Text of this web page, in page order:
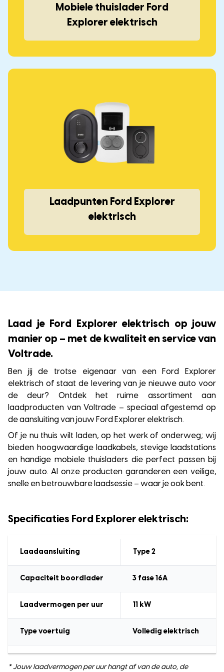
Mobiele thuislader Ford
Explorer elektrisch
Laadpunten Ford Explorer
elektrisch
Laad je Ford Explorer elektrisch op jouw
manier op – met de kwaliteit en service van
Voltrade.
Ben jij de trotse eigenaar van een Ford Explorer
elektrisch of staat de levering van je nieuwe auto voor
de deur? Ontdek het ruime assortiment aan
laadproducten van Voltrade – speciaal afgestemd op
de aansluiting van jouw Ford Explorer elektrisch.
Of je nu thuis wilt laden, op het werk of onderweg; wij
bieden hoogwaardige laadkabels, stevige laadstations
en handige mobiele thuisladers die perfect passen bij
jouw auto. Al onze producten garanderen een veilige,
snelle en betrouwbare laadsessie – waar je ook bent.
Specificaties Ford Explorer elektrisch:
Laadaansluiting Type 2
Capaciteit boordlader 3 fase 16A
Laadvermogen per uur 11 kW
Type voertuig Volledig elektrisch
* Jouw laadvermogen per uur hangt af van de auto, de